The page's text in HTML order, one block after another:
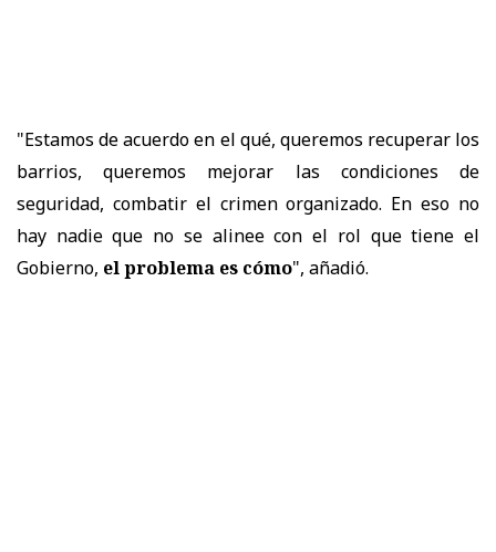
"Estamos de acuerdo en el qué, queremos recuperar los
barrios, queremos mejorar las condiciones de
seguridad, combatir el crimen organizado. En eso no
hay nadie que no se alinee con el rol que tiene el
Gobierno, el problema es cómo", añadió.